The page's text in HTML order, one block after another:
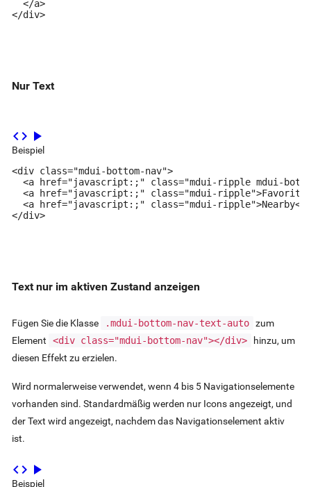
  </a>
</div>
Nur Text
code play_arrow
Beispiel
<div class="mdui-bottom-nav">
<a href="javascript:;" class="mdui-ripple mdui-
<a href="javascript:;" class="mdui-
<a href="javascript:;" class="mdui-ripple">Nearby</
</div>
Text nur im aktiven Zustand anzeigen
Fügen Sie die Klasse .mdui-bottom-nav-text-auto zum
Element
<div class="mdui-bottom-nav"></div>
hinzu, um
diesen Effekt zu erzielen.
Wird normalerweise verwendet, wenn 4 bis 5 Navigationselemente
vorhanden sind. Standardmäßig werden nur Icons angezeigt, und
der Text wird angezeigt, nachdem das Navigationselement aktiv
ist.
code play_arrow
Beispiel